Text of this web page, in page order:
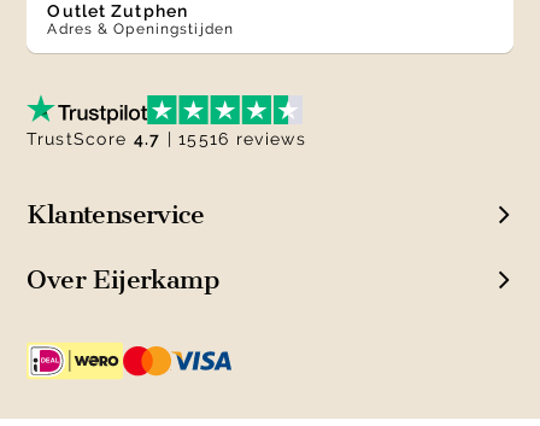
Outlet Zutphen
Adres & Openingstijden
Klantenservice
Over Eijerkamp
TrustScore 4.7 | 15516 reviews